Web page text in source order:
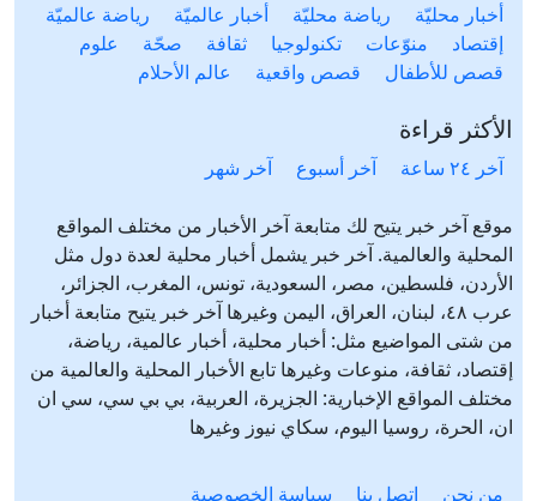
أخبار محليّة رياضة محليّة أخبار عالميّة
رياضة عالميّة
إقتصاد
منوّعات تكنولوجيا ثقافة صحّة
علوم
قصص للأطفال
قصص واقعية عالم الأحلام
الأكثر قراءة
آخر ٢٤ ساعة آخر أسبوع آخر شهر
موقع آخر خبر يتيح لك متابعة آخر الأخبار من مختلف المواقع
المحلية والعالمية. آخر خبر يشمل أخبار محلية لعدة دول مثل
الأردن، فلسطين، مصر، السعودية، تونس، المغرب، الجزائر،
عرب ٤٨، لبنان، العراق، اليمن وغيرها آخر خبر يتيح متابعة أخبار
من شتى المواضيع مثل: أخبار محلية، أخبار عالمية، رياضة،
إقتصاد، ثقافة، منوعات وغيرها تابع الأخبار المحلية والعالمية من
مختلف المواقع الإخبارية: الجزيرة، العربية، بي بي سي، سي ان
ان، الحرة، روسيا اليوم، سكاي نيوز وغيرها
من نحن إتصل بنا سياسة الخصوصية